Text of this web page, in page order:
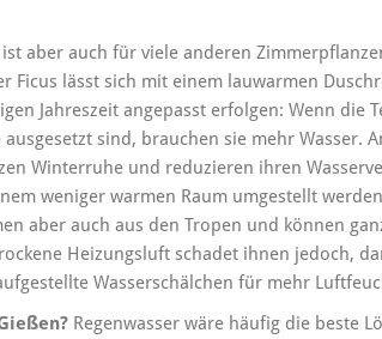
aber auch für viele anderen
Ficus lässt sich mit einem lauwarmen
Jahreszeit angepasst erfolgen: Wenn die
sind, brauchen sie mehr Wasser.
Winterruhe und reduzieren ihren
weniger warmen Raum umgestellt
aber auch aus den Tropen und können
Heizungsluft schadet ihnen jedoch,
Wasserschälchen für mehr
Regenwasser wäre häufig die beste